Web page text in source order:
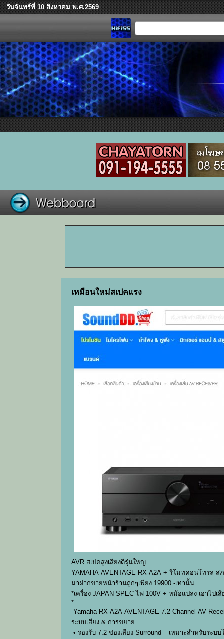
วันจันทร์ที่ 10 สิงหาคม พ.ศ.2569
เหมือนใหม่สเปคแรง
AVR สเปคสูงเสียงดีรุ่นใหญ่
YAMAHA AVENTAGE RX-A2A + รีโมทคอนโทรล ส
มาฝากขายหน้าร้านถูกๆเพียง 19900.-เท่านั้น
*เครื่อง JAPAN SPEC ไฟ 100V + หม้อแปลง เอาไปเ
*
Yamaha RX‑A2A AVENTAGE 7.2‑Channel AV
ระบบเสียง & การขยาย
• รองรับ 7.2 ช่องเสียง Surround – เหมาะสำหรับระ